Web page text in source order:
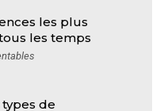
les plus
les temps
de